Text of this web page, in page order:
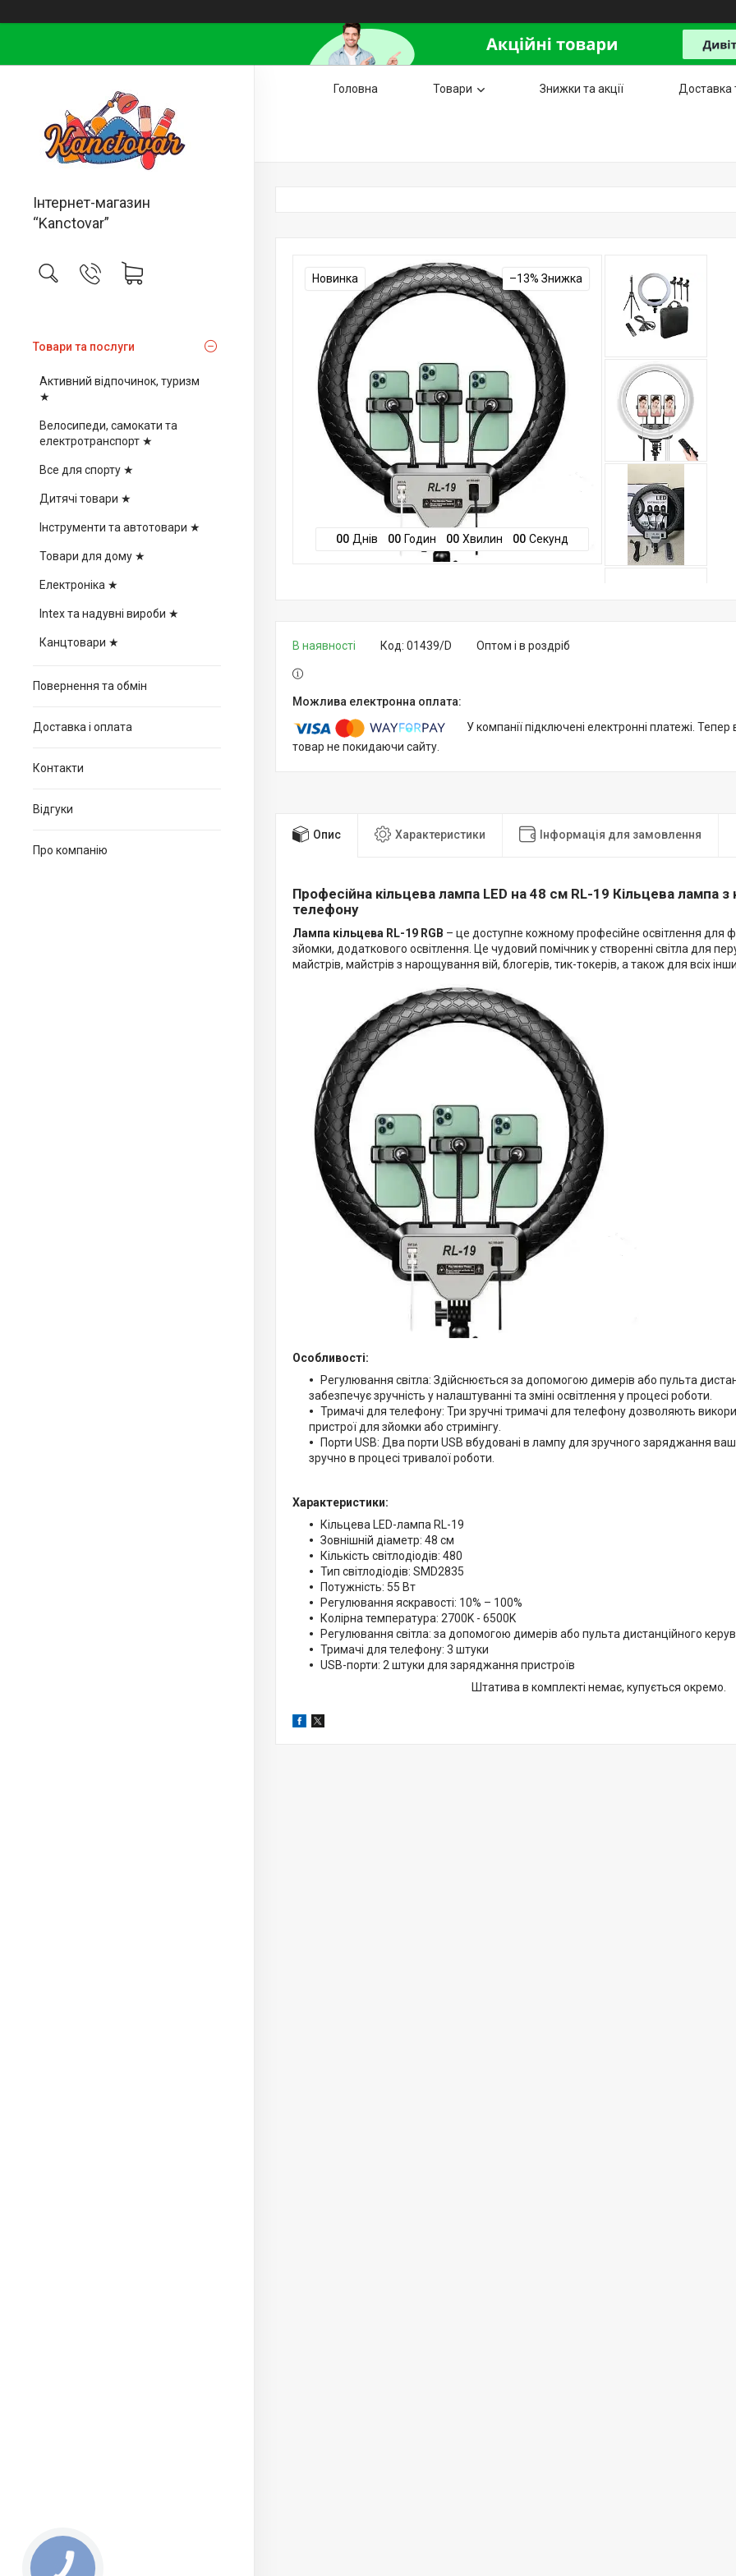
Інтернет-магазин
“Kanctovar”
Товари та послуги
Активний відпочинок, туризм
★
Велосипеди, самокати та
електротранспорт ★
Все для спорту ★
Дитячі товари ★
Інструменти та автотовари ★
Товари для дому ★
Електроніка ★
Intex та надувні вироби ★
Канцтовари ★
Повернення та обмін
Доставка і оплата
Контакти
Відгуки
Про компанію
Головна Товари Знижки та акції Доставка
Новинка –13%
00 Днів 00 Годин 00 Хвилин 00 Секунд
В наявності Оптом і в роздріб
Код: 01439/D
У компанії підключені електронні платежі.
товар не покидаючи сайту.
Опис Характеристики Інформація для замовлення
Професійна кільцева лампа LED на 48 см RL-19 Кільцева лампа
телефону
Лампа кільцева RL-19 RGB – це доступне кожному професійне освітлення для
зйомки, додаткового освітлення. Це чудовий помічник у створенні світла для
майстрів, майстрів з нарощування вій, блогерів, тик-токерів, а також для всіх
Особливості:
Регулювання світла: Здійснюється за допомогою димерів або пульта
забезпечує зручність у налаштуванні та зміні освітлення у процесі роботи.
Тримачі для телефону: Три зручні тримачі для телефону дозволяють
пристрої для зйомки або стримінгу.
Порти USB: Два порти USB вбудовані в лампу для зручного заряджання
зручно в процесі тривалої роботи.
Характеристики:
Кільцева LED-лампа RL-19
Зовнішній діаметр: 48 см
Кількість світлодіодів: 480
Тип світлодіодів: SMD2835
Потужність: 55 Вт
Регулювання яскравості: 10% – 100%
Колірна температура: 2700K - 6500K
Регулювання світла: за допомогою димерів або пульта дистанційного
Тримачі для телефону: 3 штуки
USB-порти: 2 штуки для заряджання пристроїв
Штатива в комплекті немає, купується окремо.